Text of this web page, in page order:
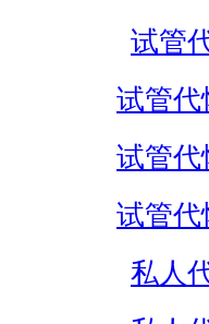
试管
试管代
试管代
试管代
私人